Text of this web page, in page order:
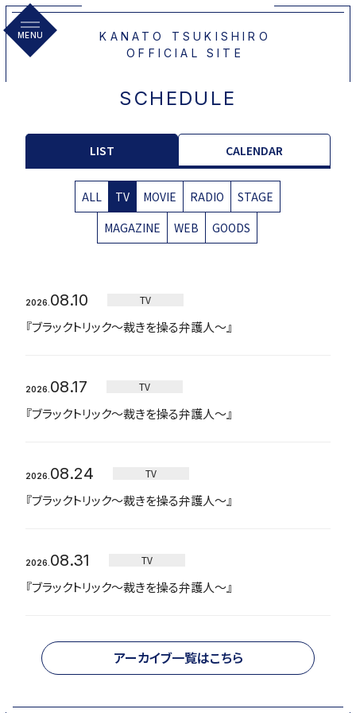
KANATO TSUKISHIRO
OFFICIAL SITE
MENU
SCHEDULE
LIST CALENDAR
ALL TV MOVIE RADIO
STAGE
MAGAZINE
WEB GOODS
2026. 08.10 TV
『ブラックトリック～裁きを操る弁護人～』
2026. 08.17 TV
『ブラックトリック～裁きを操る弁護人～』
2026. 08.24 TV
『ブラックトリック～裁きを操る弁護人～』
2026. 08.31 TV
『ブラックトリック～裁きを操る弁護人～』
アーカイブ一覧はこちら